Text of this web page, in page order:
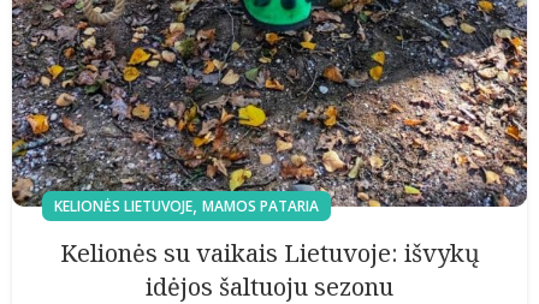
KELIONĖS LIETUVOJE, MAMOS PATARIA
Kelionės su vaikais Lietuvoje: išvykų
idėjos šaltuoju sezonu